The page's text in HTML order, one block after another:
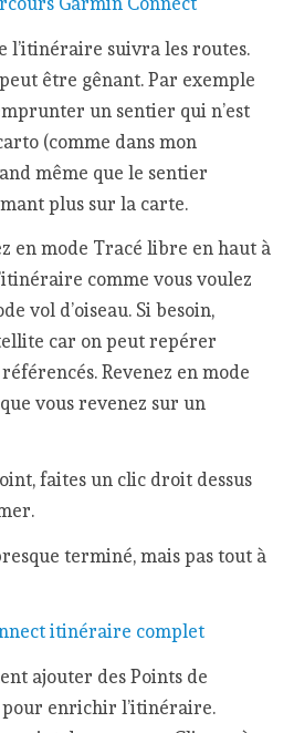
l’itinéraire suivra les routes.
être gênant. Par exemple
un sentier qui n’est
(comme dans mon
même que le sentier
plus sur la carte.
en mode Tracé libre en haut à
comme vous voulez
vol d’oiseau. Si besoin,
car on peut repérer
Revenez en mode
vous revenez sur un
faites un clic droit dessus
terminé, mais pas tout à
ajouter des Points de
enrichir l’itinéraire.